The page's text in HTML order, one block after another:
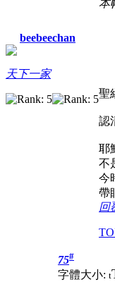
beebeechan
天下一家
本
聖
認
耶
不
今
帶
回
75#
字體大小: t